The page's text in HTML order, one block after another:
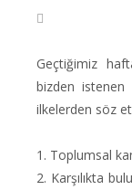
Geçtiğimiz
bizden
ilkelerden söz
1. Toplumsal
2. Karşılıkta